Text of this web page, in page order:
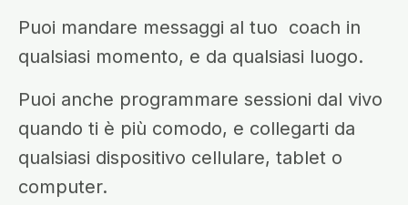
Puoi mandare messaggi al tuo coach in
qualsiasi momento, e da qualsiasi luogo.
Puoi anche programmare sessioni dal vivo
quando ti è più comodo, e collegarti da
qualsiasi dispositivo cellulare, tablet o
computer.